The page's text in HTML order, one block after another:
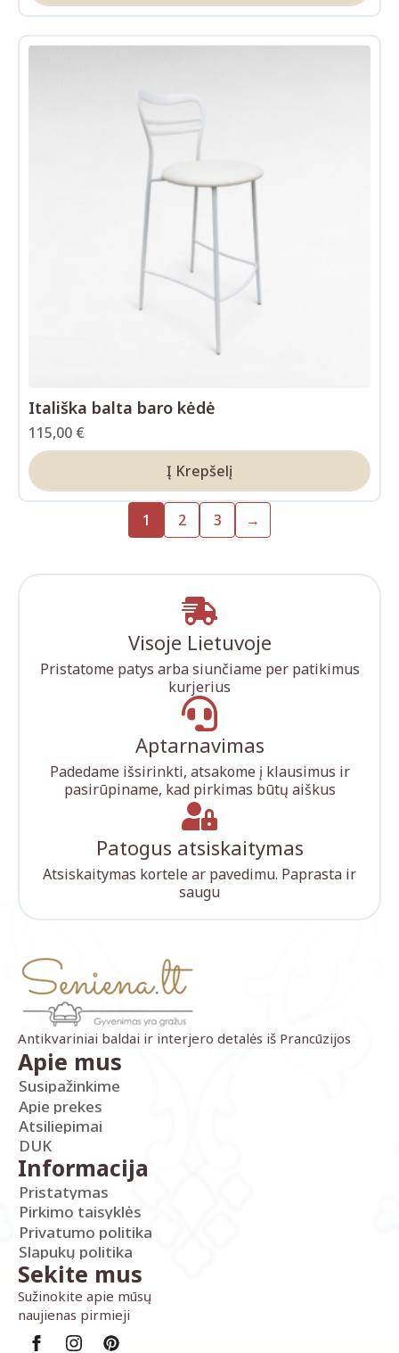
Itališka balta baro kėdė
115,00 €
Į Krepšelį
1 2 3 →
Visoje Lietuvoje
Pristatome patys arba siunčiame per patikimus
kurjerius
Aptarnavimas
Padedame išsirinkti, atsakome į klausimus ir
pasirūpiname, kad pirkimas būtų aiškus
Patogus atsiskaitymas
Atsiskaitymas kortele ar pavedimu. Paprasta ir
saugu
Antikvariniai baldai ir interjero detalės iš Prancūzijos
Apie mus
Susipažinkime
Apie prekes
Atsiliepimai
DUK
Informacija
Pristatymas
Pirkimo taisyklės
Privatumo politika
Slapukų politika
Sekite mus
Sužinokite apie mūsų
naujienas pirmieji